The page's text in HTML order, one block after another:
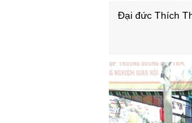
Đại đức Thích